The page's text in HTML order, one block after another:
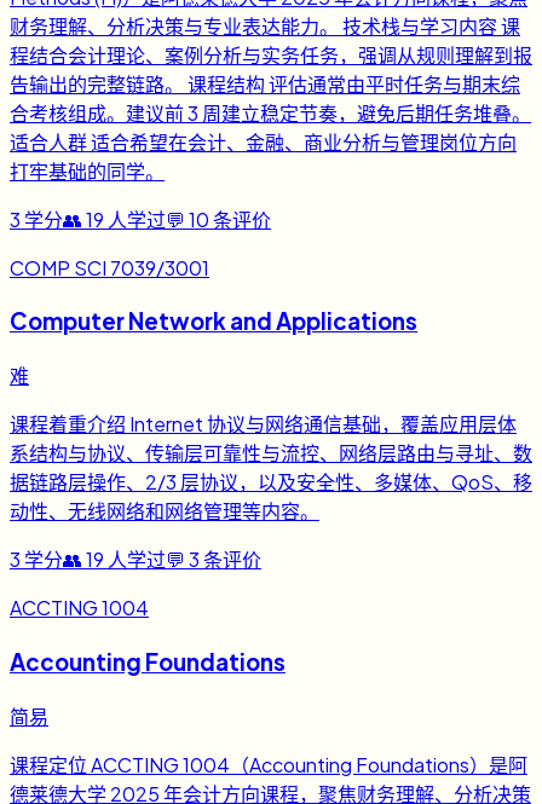
财务理解、分析决策与专业表达能力。 技术栈与学习内容 课
程结合会计理论、案例分析与实务任务，强调从规则理解到报
告输出的完整链路。 课程结构 评估通常由平时任务与期末综
合考核组成。建议前 3 周建立稳定节奏，避免后期任务堆叠。
适合人群 适合希望在会计、金融、商业分析与管理岗位方向
打牢基础的同学。
3 学分👥19 人学过💬 10条评价
COMP SCI 7039/3001
Computer Network and Applications
难
课程着重介绍 Internet 协议与网络通信基础，覆盖应用层体
系结构与协议、传输层可靠性与流控、网络层路由与寻址、数
据链路层操作、2/3 层协议，以及安全性、多媒体、QoS、移
动性、无线网络和网络管理等内容。
3 学分👥19 人学过💬 3条评价
ACCTING 1004
Accounting Foundations
简易
课程定位 ACCTING 1004（Accounting Foundations）是阿
德莱德大学 2025 年会计方向课程，聚焦财务理解、分析决策